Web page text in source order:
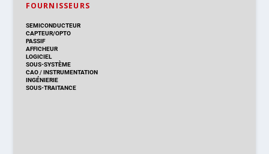
FOURNISSEURS
SEMICONDUCTEUR
CAPTEUR/OPTO
PASSIF
AFFICHEUR
LOGICIEL
SOUS-SYSTÈME
CAO/INSTRUMENTATION
INGÉNIERIE
SOUS-TRAITANCE